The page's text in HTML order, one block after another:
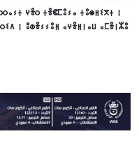
ⵖⴻⵔ ⵜⴻⵞⵎⵓⵢⴰ ⵜⵓⵙⵍⵉⴳⵜ ⵏ
ⵏ ⵓⵀⴻⵢⵢⵓⵍ ⴰⵖⴻⵍⵏⴰⵡ ⴰⵎⴻⵏⵣⵓ